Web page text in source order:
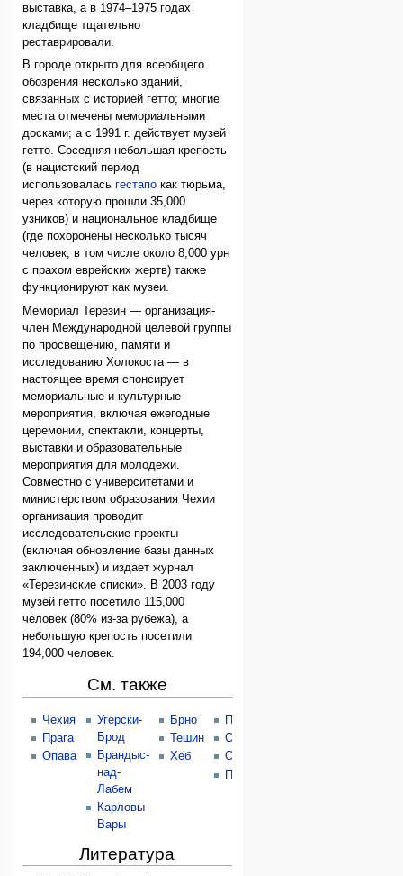
выставка, а в 1974–1975 годах
кладбище тщательно
реставрировали.
В городе открыто для всеобщего
обозрения несколько зданий,
связанных с историей гетто; многие
места отмечены мемориальными
досками; а с 1991 г. действует музей
гетто. Соседняя небольшая крепость
(в нацистский период
использоваласьгестапо как тюрьма,
через которую прошли 35,000
узников) и национальное кладбище
(где похоронены несколько тысяч
человек, в том числе около 8,000 урн
с прахом еврейских жертв) также
функционируют как музеи.
Мемориал Терезин — организация-
член Международной целевой группы
по просвещению, памяти и
исследованию Холокоста — в
настоящее время спонсирует
мемориальные и культурные
мероприятия, включая ежегодные
церемонии, спектакли, концерты,
выставки и образовательные
мероприятия для молодежи.
Совместно с университетами и
министерством образования Чехии
организация проводит
исследовательские проекты
(включая обновление базы данных
заключенных) и издает журнал
«Терезинские списки». В 2003 году
музей гетто посетило 115,000
человек (80% из-за рубежа), а
небольшую крепость посетили
194,000 человек.
См. также
Чехия
Прага
Опава
Угерски-
Брод
Брандыс-
над-
Лабем
Карловы
Вары
Брно
Тешин
Хеб
Простеёв
Особлага
Оломоуц
Полна
Литература